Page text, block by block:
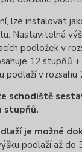
lze instalovat
Nastavitelná
podložek v
12 stupňů
podlaží v rozsahu
schodiště
stupňů.
je možné
podlaží až do